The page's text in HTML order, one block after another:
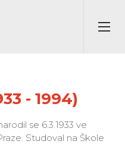
- 1994)
se 6.3.1933 ve
Studoval na Škole